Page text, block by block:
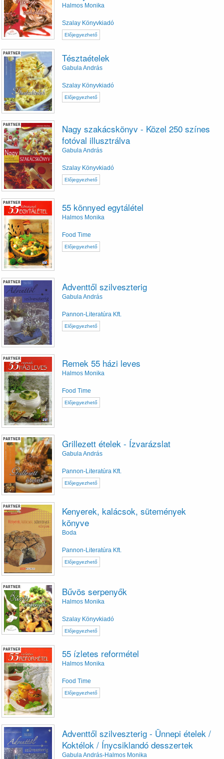
Halmos Monika
Szalay Könyvkiadó
Előjegyezhető
PARTNER Tésztaételek
Gabula András
Szalay Könyvkiadó
Előjegyezhető
PARTNER
Nagy szakácskönyv - Közel 250 színes
fotóval illusztrálva
Gabula András
Szalay Könyvkiadó
Előjegyezhető
PARTNER 55 könnyed egytálétel
Halmos Monika
Food Time
Előjegyezhető
PARTNER Adventtől szilveszterig
Gabula András
Pannon-Literatúra Kft.
Előjegyezhető
PARTNER Remek 55 házi leves
Halmos Monika
Food Time
Előjegyezhető
PARTNER Grillezett ételek - Ízvarázslat
Gabula András
Pannon-Literatúra Kft.
Előjegyezhető
PARTNER
Kenyerek, kalácsok, sütemények
könyve
Boda
Pannon-Literatúra Kft.
Előjegyezhető
PARTNER Bűvös serpenyők
Halmos Monika
Szalay Könyvkiadó
Előjegyezhető
PARTNER 55 ízletes reformétel
Halmos Monika
Food Time
Előjegyezhető
Adventtől szilveszterig - Ünnepi ételek /
Koktélok / Ínycsiklandó desszertek
Gabula András-Halmos Monika